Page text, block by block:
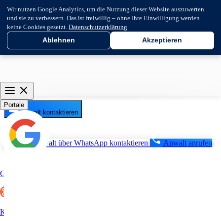
Wir nutzen Google Analytics, um die Nutzung dieser Website auszuwerten
und sie zu verbessern. Das ist freiwillig – ohne Ihre Einwilligung werden
keine Cookies gesetzt.Datenschutzerklärung
Ablehnen Akzeptieren
Anwalt kontaktieren
Anwalt über WhatsApp kontaktieren Anwalt anrufen
Portale
Google
Kununu